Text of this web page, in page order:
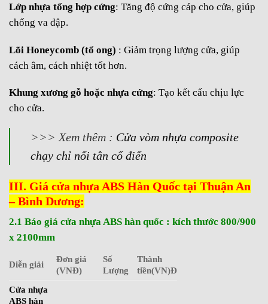
Lớp nhựa tổng hợp cứng: Tăng độ cứng cáp cho cửa, giúp
chống va đập.
Lõi Honeycomb (tổ ong) : Giảm trọng lượng cửa, giúp
cách âm, cách nhiệt tốt hơn.
Khung xương gỗ hoặc nhựa cứng: Tạo kết cấu chịu lực
cho cửa.
>>> Xem thêm : Cửa vòm nhựa composite
chạy chỉ nổi tân cổ điển
III. Giá cửa nhựa ABS Hàn Quốc tại Thuận An
– Bình Dương:
2.1 Báo giá cửa nhựa ABS hàn quốc : kích thước 800/900
x 2100mm
Diễn giải
Đơn giá
(VNĐ)
Số
Lượng
Thành
tiền(VN)Đ
Cửa nhựa
ABS hàn